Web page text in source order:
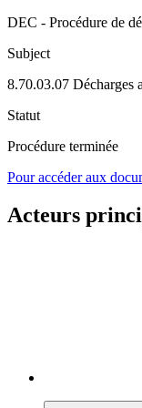
DEC - Procédure de
Subject
8.70.03.07 Décharges
Statut
Procédure terminée
Pour accéder aux
Acteurs